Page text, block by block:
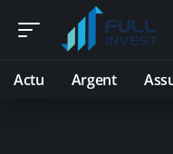
Actu Argent